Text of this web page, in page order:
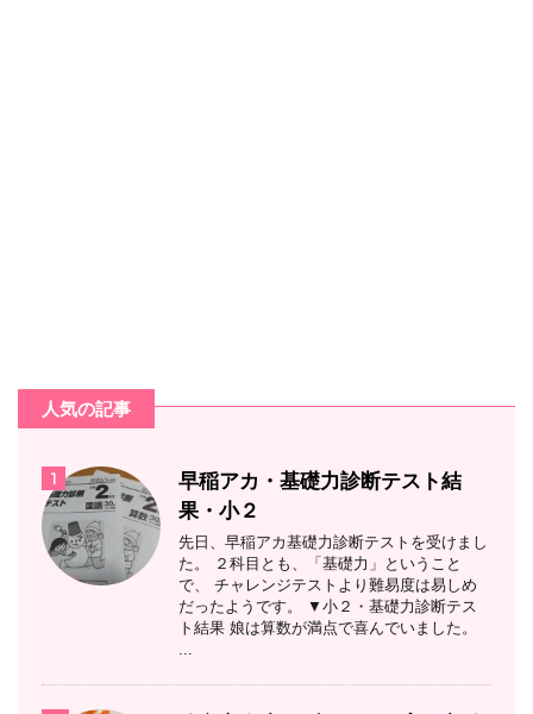
人気の記事
1
早稲アカ・基礎力診断テスト結
果・小２
先日、早稲アカ基礎力診断テストを受けまし
た。 ２科目とも、「基礎力」ということ
で、 チャレンジテストより難易度は易しめ
だったようです。 ▼小２・基礎力診断テス
ト結果 娘は算数が満点で喜んでいました。
...